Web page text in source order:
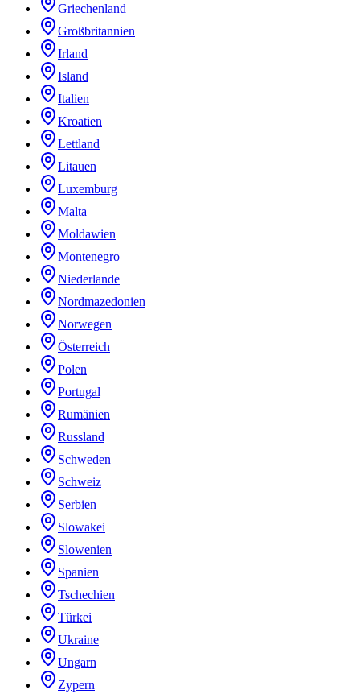
Griechenland
Großbritannien
Irland
Island
Italien
Kroatien
Lettland
Litauen
Luxemburg
Malta
Moldawien
Montenegro
Niederlande
Nordmazedonien
Norwegen
Österreich
Polen
Portugal
Rumänien
Russland
Schweden
Schweiz
Serbien
Slowakei
Slowenien
Spanien
Tschechien
Türkei
Ukraine
Ungarn
Zypern